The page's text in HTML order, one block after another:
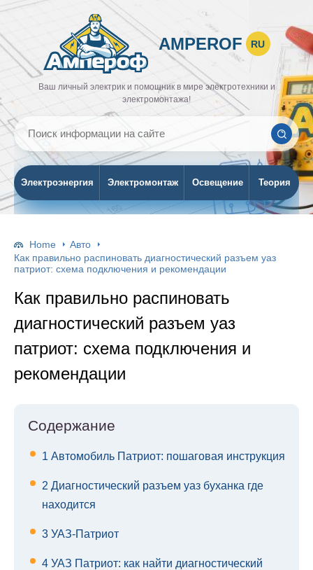
AMPEROF RU
Ваш личный электрик и помощник в мире электротехники и
электромонтажа!
Электроэнергия Электромонтаж Освещение Теория
Home
Авто
Как правильно распиновать диагностический разъем уаз
патриот: схема подключения и рекомендации
Как правильно распиновать
диагностический разъем уаз
патриот: схема подключения и
рекомендации
Содержание
1 Автомобиль Патриот: пошаговая инструкция
2 Диагностический разъем уаз буханка где
находится
3 УАЗ-Патриот
4 УАЗ Патриот: как найти диагностический